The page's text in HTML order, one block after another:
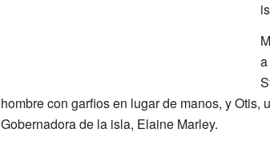
hombre con garfios en lugar de manos, y Otis,
Gobernadora de la isla, Elaine Marley.